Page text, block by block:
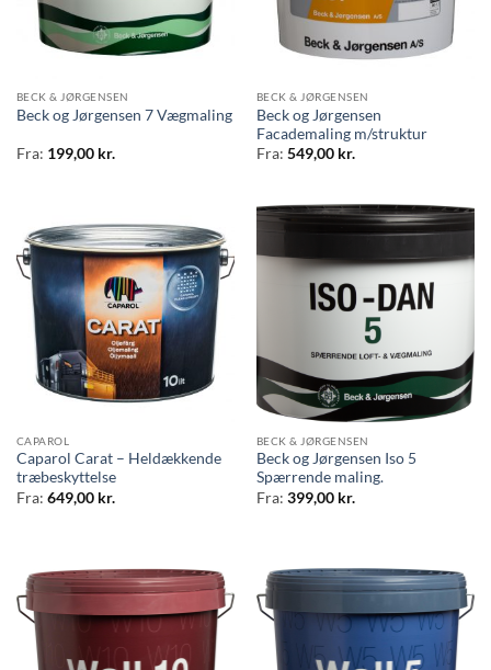
BECK & JØRGENSEN
Beck og Jørgensen 7 Vægmaling
Fra: 199,00 kr.
BECK & JØRGENSEN
Beck og Jørgensen
Facademaling m/struktur
Fra: 549,00 kr.
CAPAROL
Caparol Carat – Heldækkende
træbeskyttelse
Fra: 649,00 kr.
BECK & JØRGENSEN
Beck og Jørgensen Iso 5
Spærrende maling.
Fra: 399,00 kr.